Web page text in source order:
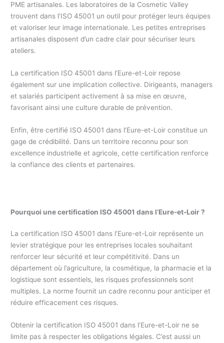
PME artisanales. Les laboratoires de la Cosmetic Valley
trouvent dans l’ISO 45001 un outil pour protéger leurs équipes
et valoriser leur image internationale. Les petites entreprises
artisanales disposent d’un cadre clair pour sécuriser leurs
ateliers.
La certification ISO 45001 dans l’Eure-et-Loir repose
également sur une implication collective. Dirigeants, managers
et salariés participent activement à sa mise en œuvre,
favorisant ainsi une culture durable de prévention.
Enfin, être certifié ISO 45001 dans l’Eure-et-Loir constitue un
gage de crédibilité. Dans un territoire reconnu pour son
excellence industrielle et agricole, cette certification renforce
la confiance des clients et partenaires.
Pourquoi une certification ISO 45001 dans l’Eure-et-Loir ?
La certification ISO 45001 dans l’Eure-et-Loir représente un
levier stratégique pour les entreprises locales souhaitant
renforcer leur sécurité et leur compétitivité. Dans un
département où l’agriculture, la cosmétique, la pharmacie et la
logistique sont essentiels, les risques professionnels sont
multiples. La norme fournit un cadre reconnu pour anticiper et
réduire efficacement ces risques.
Obtenir la certification ISO 45001 dans l’Eure-et-Loir ne se
limite pas à respecter les obligations légales. C’est aussi un